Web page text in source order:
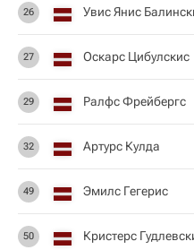
26 Увис Янис
27 Оскарс Цибулскис
29 Ралфс Фрейбергс
32 Артурс Кулда
49 Эмилс Гегерис
50 Кристерс